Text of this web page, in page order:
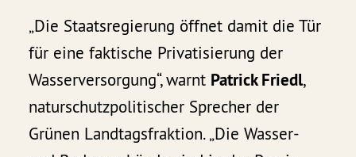
„Die Staatsregierung öffnet damit die Tür
für eine faktische Privatisierung der
Wasserversorgung“, warnt Patrick Friedl,
naturschutzpolitischer Sprecher der
Grünen Landtagsfraktion. „Die Wasser-